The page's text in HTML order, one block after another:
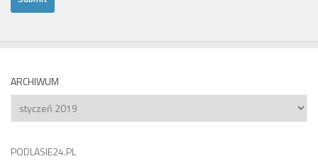
ARCHIWUM
Archiwum
PODLASIE24.PL